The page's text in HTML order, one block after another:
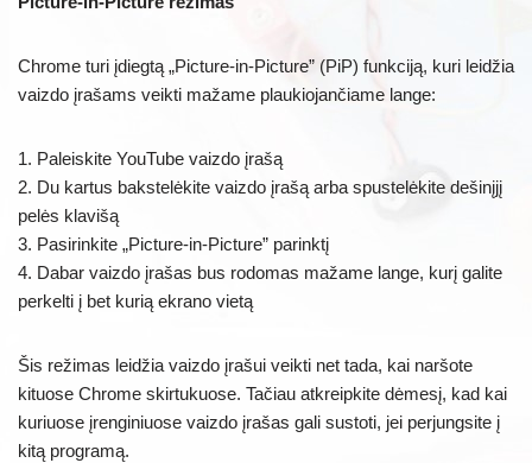
Chrome turi įdiegtą „Picture-in-Picture” (PiP) funkciją, kuri leidžia
vaizdo įrašams veikti mažame plaukiojančiame lange:
1. Paleiskite YouTube vaizdo įrašą
2. Du kartus bakstelėkite vaizdo įrašą arba spustelėkite dešinįjį
pelės klavišą
3. Pasirinkite „Picture-in-Picture” parinktį
4. Dabar vaizdo įrašas bus rodomas mažame lange, kurį galite
perkelti į bet kurią ekrano vietą
Šis režimas leidžia vaizdo įrašui veikti net tada, kai naršote
kituose Chrome skirtukuose. Tačiau atkreipkite dėmesį, kad kai
kuriuose įrenginiuose vaizdo įrašas gali sustoti, jei perjungsite į
kitą programą.